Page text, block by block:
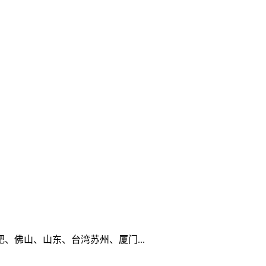
佛山、山东、台湾苏州、厦门...